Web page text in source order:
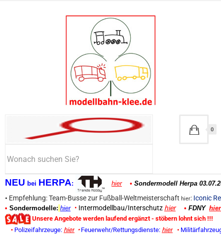
NEU bei HERPA: hier • Sondermodell Herpa
• Empfehlung: Team-Busse zur Fußball-Weltmeisterschaft hier: Iconic
• Sondermodelle: hier • Intermodellbau/Interschutz hier • FDNY hier
Unsere Angebote werden laufend ergänzt - stöbern lohnt sich !!!
• Polizeifahrzeuge: hier • Feuerwehr/Rettungsdienste: hier •
0